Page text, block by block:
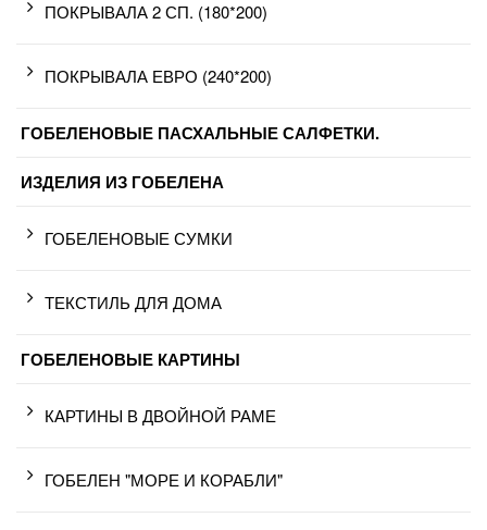
ПОКРЫВАЛА 2 СП. (180*200)
ПОКРЫВАЛА ЕВРО (240*200)
ГОБЕЛЕНОВЫЕ ПАСХАЛЬНЫЕ САЛФЕТКИ.
ИЗДЕЛИЯ ИЗ ГОБЕЛЕНА
ГОБЕЛЕНОВЫЕ СУМКИ
ТЕКСТИЛЬ ДЛЯ ДОМА
ГОБЕЛЕНОВЫЕ КАРТИНЫ
КАРТИНЫ В ДВОЙНОЙ РАМЕ
ГОБЕЛЕН "МОРЕ И КОРАБЛИ"